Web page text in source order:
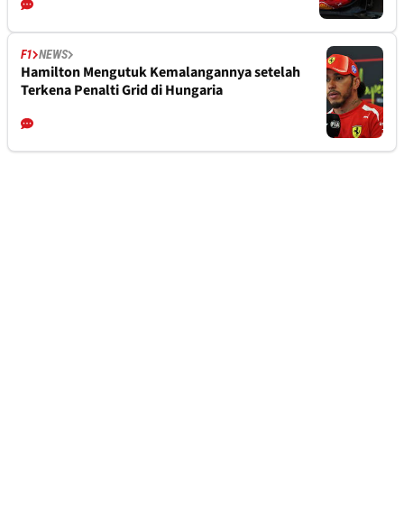
F1 NEWS
Hamilton Mengutuk Kemalangannya setelah
Terkena Penalti Grid di Hungaria